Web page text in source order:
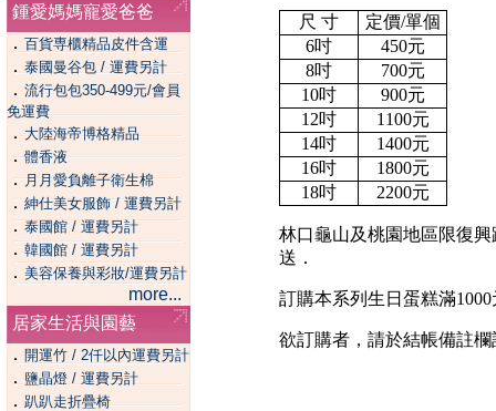
鍾愛媽媽寵愛爸爸
． 百貨専櫃精品皮件含運
． 泰國曼谷包 / 運費另計
． 流行包包350-499元/會員
免運費
．大陸海帝博格精品
．體香液
．月月愛負離子衛生棉
．紳仕美女服飾 / 運費另計
．泰國館 / 運費另計
． 韓國館 / 運費另計
． 美容保養與彩妝/運費另計
more...
居家生活與園藝
． 開運竹 / 2仟以內運費另計
． 鹽晶燈 / 運費另計
． 趴趴走折疊椅
尺 寸
定價/單個
6吋
450元
8吋
700元
10吋
900元
12吋
1100元
14吋
1400元
16吋
1800元
18吋
2200元
林口龜山及桃園地區限復
送．
訂購本系列生日蛋糕滿
欲訂購者，請於結帳備註欄